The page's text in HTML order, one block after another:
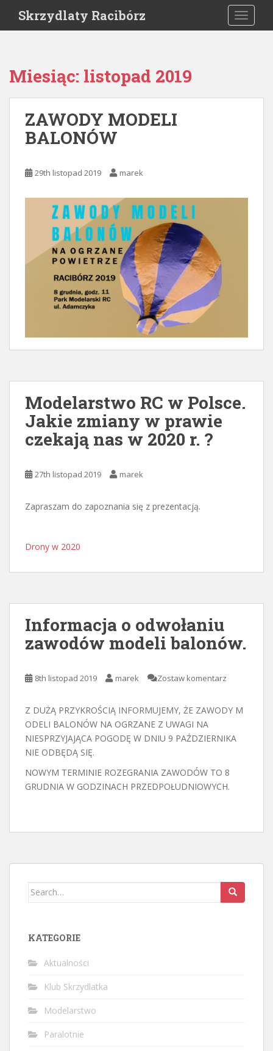
i
Skrzydlaty Racibórz
Miesiąc: listopad 2019
ZAWODY MODELI
BALONÓW
29th listopad 2019 marek
Modelarstwo RC w Polsce.
Jakie zmiany w prawie
czekają nas w 2020 r. ?
27th listopad 2019 marek
Zapraszam do zapoznania się z prezentacją.
Drony w 2020
Informacja o odwołaniu
zawodów modeli balonów.
8th listopad 2019 marek Zostaw komentarz
Z DUŻĄ PRZYKROŚCIĄ INFORMUJEMY, ŻE ZAWODY M
ODELI BALONÓW NA OGRZANE Z UWAGI NA
NIESPRZYJAJĄCA POGODĘ W DNIU 9 PAŹDZIERNIKA
NIE ODBĘDĄ SIĘ.
NOWYM TERMINIE ROZEGRANIA ZAWODÓW TO 8
GRUDNIA W GODZINACH PRZEDPOŁUDNIOWYCH.
Search
KATEGORIE
Aktualności
Klub Skrzydlatka
Modelarstwo
Paralotnie